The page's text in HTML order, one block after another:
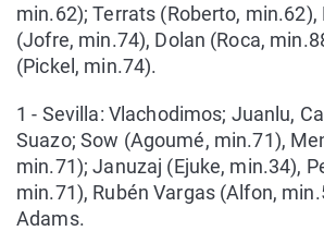
min.62); Terrats (Roberto, min.62),
(Jofre, min.74), Dolan (Roca,
(Pickel, min.74).
1 - Sevilla: Vlachodimos; Juanlu,
Suazo; Sow (Agoumé, min.71),
min.71); Januzaj (Ejuke, min.34),
min.71), Rubén Vargas (Alfon,
Adams.